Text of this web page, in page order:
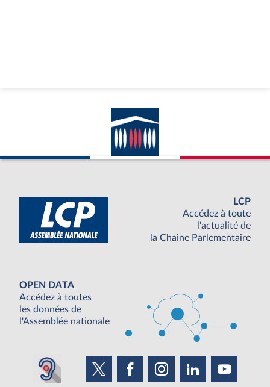
LCP
Accédez à toute
l'actualité de
la Chaine Parlementaire
OPEN DATA
Accédez à toutes
les données de
l'Assemblée nationale